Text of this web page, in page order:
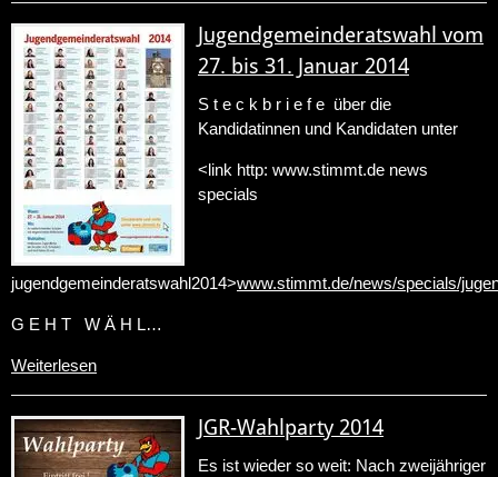
Jugendgemeinderatswahl vom
27. bis 31. Januar 2014
S t e c k b r i e f e über die
Kandidatinnen und Kandidaten unter
<link http: www.stimmt.de news
specials
jugendgemeinderatswahl2014>www.stimmt.de/news/specials/
G E H T W Ä H L…
Weiterlesen
JGR-Wahlparty 2014
Es ist wieder so weit: Nach zweijähriger